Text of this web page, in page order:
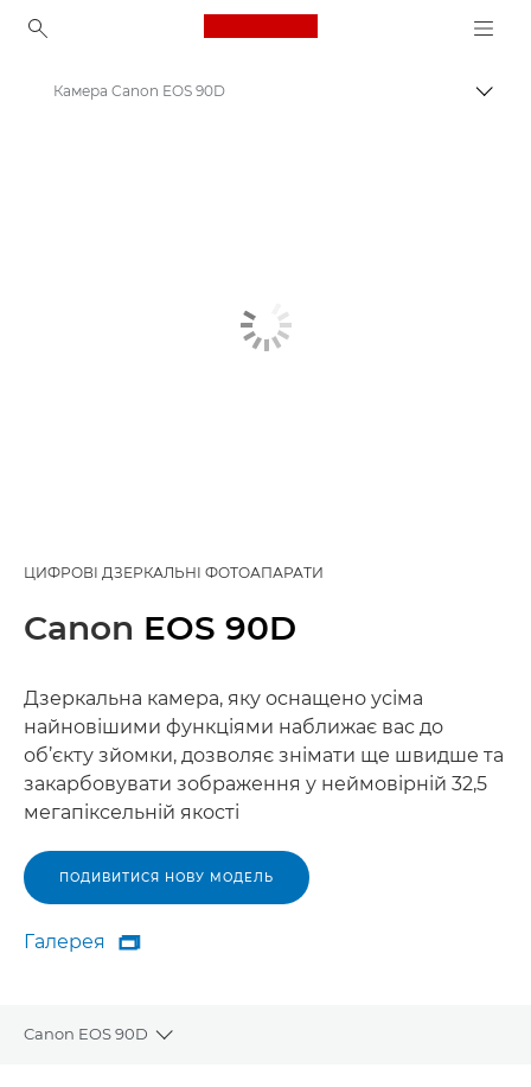
Canon Logo, back to
Камера Canon EOS 90D
ЦИФРОВІ ДЗЕРКАЛЬНІ ФОТОАПАРАТИ
Canon EOS 90D
Дзеркальна камера, яку оснащено усіма
найновішими функціями наближає вас до
об’єкту зйомки, дозволяє знімати ще швидше та
закарбовувати зображення у неймовірній 32,5
мегапіксельній якості
ПОДИВИТИСЯ НОВУ МОДЕЛЬ
Галерея
Галерея

Canon EOS 90D
Toggle breadcrumbs